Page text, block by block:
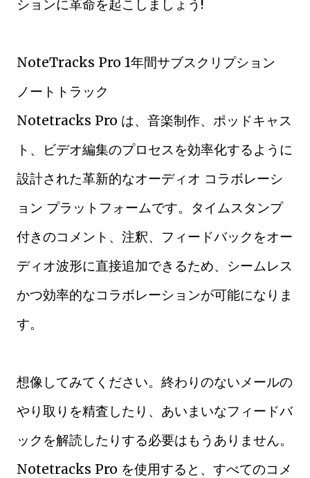
ションに革命を起こしましょう!
NoteTracks Pro 1年間サブスクリプション
ノートトラック
Notetracks Pro は、音楽制作、ポッドキャス
ト、ビデオ編集のプロセスを効率化するように
設計された革新的なオーディオ コラボレーシ
ョン プラットフォームです。タイムスタンプ
付きのコメント、注釈、フィードバックをオー
ディオ波形に直接追加できるため、シームレス
かつ効率的なコラボレーションが可能になりま
す。
想像してみてください。終わりのないメールの
やり取りを精査したり、あいまいなフィードバ
ックを解読したりする必要はもうありません。
Notetracks Pro を使用すると、すべてのコメ